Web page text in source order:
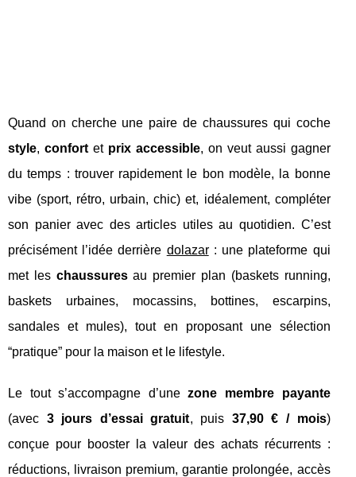
Quand on cherche une paire de chaussures qui coche
style, confortet prix accessible, on veut aussi gagner
du temps : trouver rapidement le bon modèle, la bonne
vibe (sport, rétro, urbain, chic) et, idéalement, compléter
son panier avec des articles utiles au quotidien. C’est
précisément l’idée derrière dolazar: une plateforme qui
met les chaussuresau premier plan (baskets running,
baskets urbaines, mocassins, bottines, escarpins,
sandales et mules), tout en proposant une sélection
“pratique” pour la maison et le lifestyle.
Le tout s’accompagne d’unezone membre payante
(avec 3 jours d’essai gratuit, puis 37,90 € / mois)
conçue pour booster la valeur des achats récurrents :
réductions, livraison premium, garantie prolongée, accès